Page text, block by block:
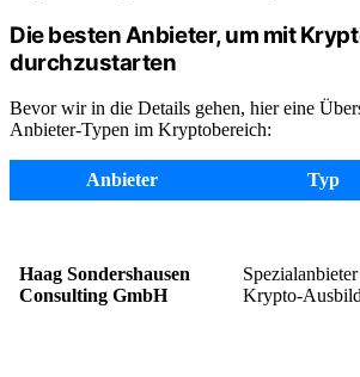
Die besten Anbieter, um mit
durchzustarten
Bevor wir in die Details gehen, hier eine
Anbieter-Typen im Kryptobereich:
Anbieter Typ
Haag Sondershausen
Consulting GmbH
Spezialanbieter
Krypto-